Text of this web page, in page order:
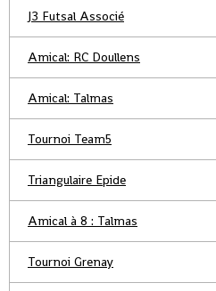
J3 Futsal Associé
Amical: RC Doullens
Amical: Talmas
Tournoi Team5
Triangulaire Epide
Amical à 8 : Talmas
Tournoi Grenay